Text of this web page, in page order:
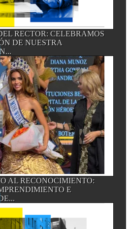
RECTOR: CELEBRAMOS
DE NUESTRA
AL RECONOCIMIENTO:
E